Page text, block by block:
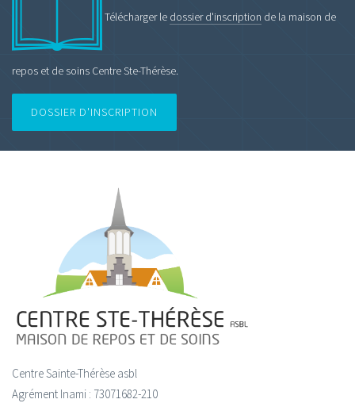
Télécharger le dossier d'inscription de la maison de
repos et de soins Centre Ste-Thérèse.
DOSSIER D'INSCRIPTION
Centre Sainte-Thérèse asbl
Agrément Inami : 73071682-210